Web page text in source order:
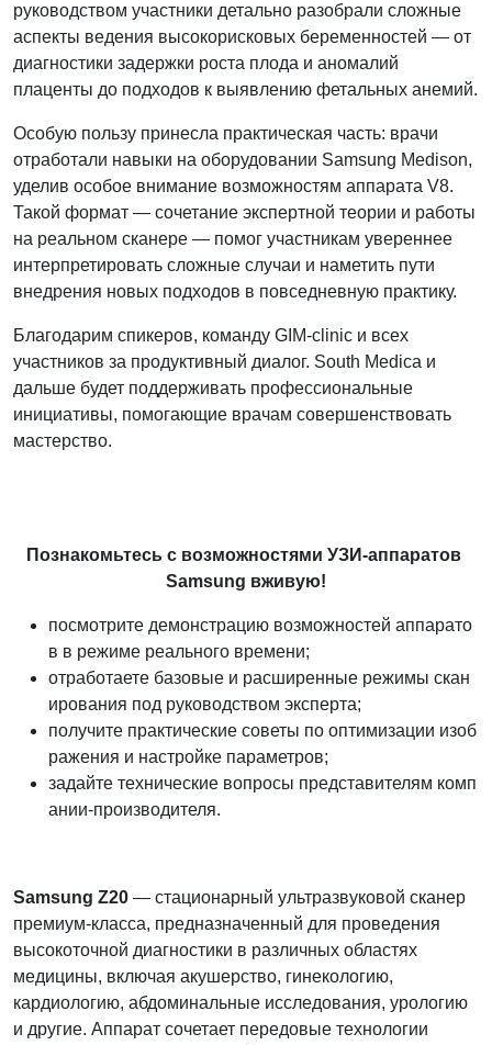
руководством участники детально разобрали сложные
аспекты ведения высокорисковых беременностей — от
диагностики задержки роста плода и аномалий
плаценты до подходов к выявлению фетальных анемий.
Особую пользу принесла практическая часть: врачи
отработали навыки на оборудовании Samsung Medison,
уделив особое внимание возможностям аппарата V8.
Такой формат — сочетание экспертной теории и работы
на реальном сканере — помог участникам увереннее
интерпретировать сложные случаи и наметить пути
внедрения новых подходов в повседневную практику.
Благодарим спикеров, команду GIM‑clinic и всех
участников за продуктивный диалог. South Medica и
дальше будет поддерживать профессиональные
инициативы, помогающие врачам совершенствовать
мастерство.
Познакомьтесь с возможностями УЗИ‑аппаратов
Samsung вживую!
посмотрите демонстрацию возможностей аппарато
в в режиме реального времени;
отработаете базовые и расширенные режимы скан
ирования под руководством эксперта;
получите практические советы по оптимизации изоб
ражения и настройке параметров;
задайте технические вопросы представителям комп
ании‑производителя.
Samsung Z20 — стационарный ультразвуковой сканер
премиум-класса, предназначенный для проведения
высокоточной диагностики в различных областях
медицины, включая акушерство, гинекологию,
кардиологию, абдоминальные исследования, урологию
и другие. Аппарат сочетает передовые технологии